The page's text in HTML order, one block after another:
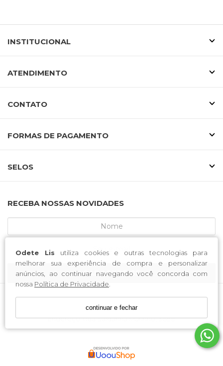
Odete Lis utiliza cookies e outras tecnologias para
melhorar sua experiência de compra e personalizar
anúncios, ao continuar navegando você concorda com
nossa Política de Privacidade.
continuar e fechar
INSTITUCIONAL
ATENDIMENTO
CONTATO
FORMAS DE PAGAMENTO
SELOS
RECEBA NOSSAS NOVIDADES
CADASTRE-SE
MCA CALCADOS / CNPJ: 52.233.219/0001-34
Endereço: Rua Saldanha Marinho, 3688